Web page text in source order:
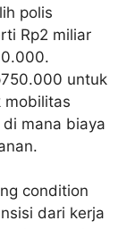
polis
Rp2 miliar
untuk
mobilitas
mana biaya
condition
dari kerja